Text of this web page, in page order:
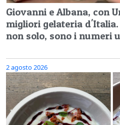
Giovanni e Albana, con
migliori gelateria d'Italia.
non solo, sono i numeri
2 agosto 2026